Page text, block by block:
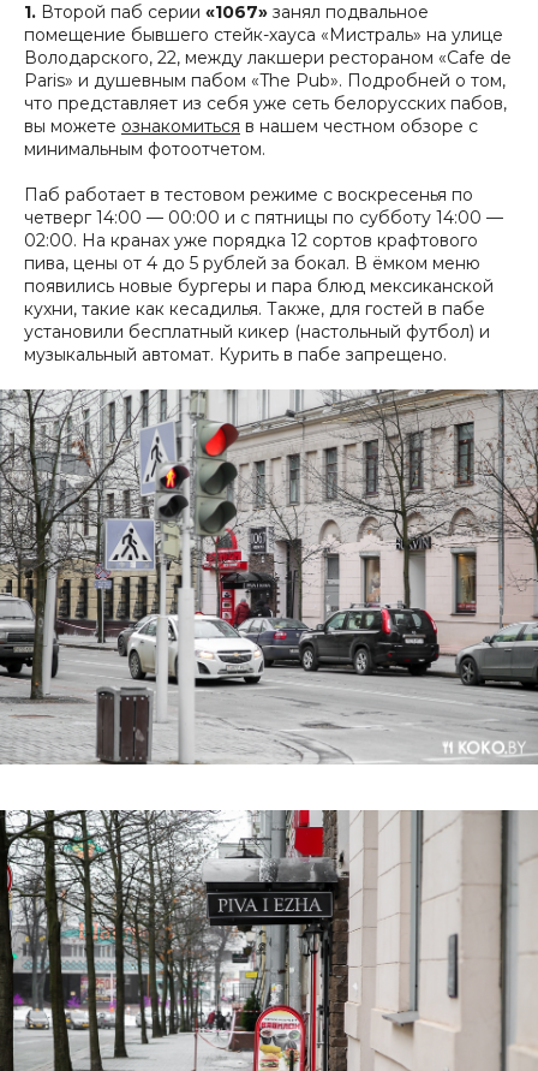
1. Второй паб серии «1067» занял подвальное
помещение бывшего стейк-хауса «Мистраль» на улице
Володарского, 22, между лакшери рестораном «Cafe de
Paris» и душевным пабом «The Pub». Подробней о том,
что представляет из себя уже сеть белорусских пабов,
вы можете ознакомиться в нашем честном обзоре с
минимальным фотоотчетом.
Паб работает в тестовом режиме с воскресенья по
четверг 14:00 — 00:00 и с пятницы по субботу 14:00 —
02:00. На кранах уже порядка 12 сортов крафтового
пива, цены от 4 до 5 рублей за бокал. В ёмком меню
появились новые бургеры и пара блюд мексиканской
кухни, такие как кесадилья. Также, для гостей в пабе
установили бесплатный кикер (настольный футбол) и
музыкальный автомат. Курить в пабе запрещено.